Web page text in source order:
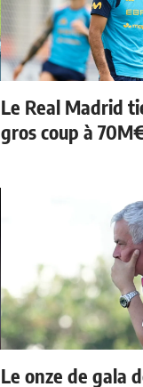
Le Real Madrid
gros coup à
Le onze de gala